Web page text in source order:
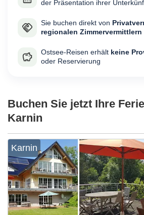
der Präsentation ihrer
Sie buchen direkt von
regionalen Zimmervermittlern
Ostsee-Reisen erhält keine
oder Reservierung
Buchen Sie jetzt Ihre
Karnin
Karnin